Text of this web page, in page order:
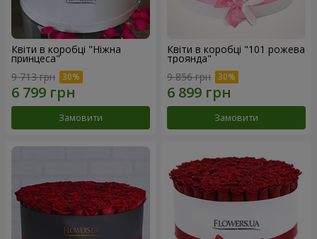
Квіти в коробці "Ніжна
принцеса"
9 713 грн
Замовити
Квіти в коробці "101 рожева
троянда"
9 856 грн
Замовити